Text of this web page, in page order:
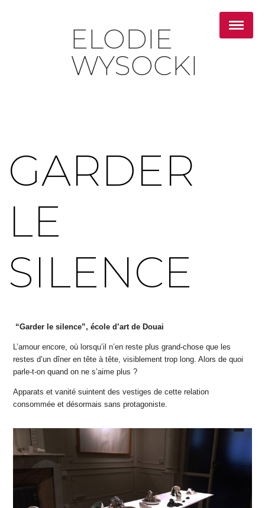
ELODIE
WYSOCKI
GARDER
LE
SILENCE
“Garder le silence”, école d’art de Douai
L’amour encore, où lorsqu’il n’en reste plus grand-chose que les
restes d’un dîner en tête à tête, visiblement trop long. Alors de quoi
parle-t-on quand on ne s’aime plus ?
Apparats et vanité suintent des vestiges de cette relation
consommée et désormais sans protagoniste.